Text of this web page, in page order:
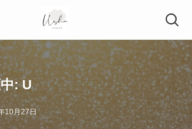
: U
10月27日